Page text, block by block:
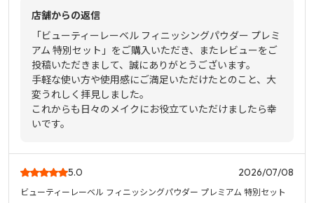
店舗からの返信
「ビューティーレーベル フィニッシングパウダー プレミ
アム 特別セット」をご購入いただき、またレビューをご
投稿いただきまして、誠にありがとうございます。
手軽な使い方や使用感にご満足いただけたとのこと、大
変うれしく拝見しました。
これからも日々のメイクにお役立ていただけましたら幸
いです。
5.0 2026/07/08
ビューティーレーベル フィニッシングパウダー プレミアム 特別セット